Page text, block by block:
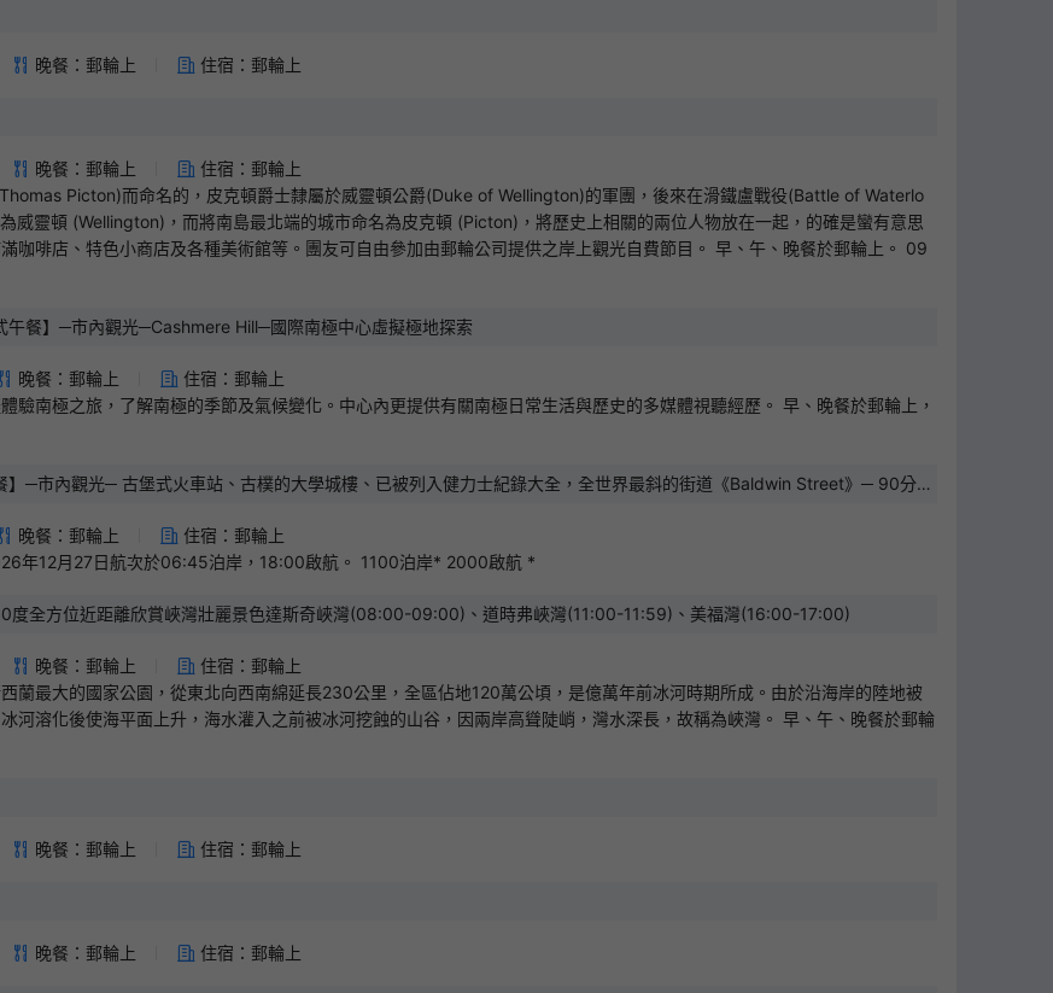
晚餐：郵輪上 住宿：郵輪上
晚餐：郵輪上
住宿：郵輪上
Picton)而命名的，皮克頓爵士隸屬於威靈頓公爵(Duke of Wellington)的軍團，後來在滑鐵盧戰役(Battle of Waterlo
威靈頓 (Wellington)，而將南島最北端的城市命名為皮克頓 (Picton)，將歷史上相關的兩位人物放在一起，的確是蠻有意思
咖啡店、特色小商店及各種美術館等。團友可自由參加由郵輪公司提供之岸上觀光自費節目。 早、午、晚餐於郵輪上。 09
餐】─市內觀光─Cashmere Hill─國際南極中心虛擬極地探索
晚餐：郵輪上
住宿：郵輪上
驗南極之旅，了解南極的季節及氣候變化。中心內更提供有關南極日常生活與歷史的多媒體視聽經歷。 早、晚餐於郵輪上，
─市內觀光─ 古堡式火車站、古樸的大學城樓、已被列入健力士紀錄大全，全世界最斜的街道《Baldwin Street》─ 90分鐘
晚餐：郵輪上
住宿：郵輪上
年12月27日航次於06:45泊岸，18:00啟航。 1100泊岸* 2000啟航 *
度全方位近距離欣賞峽灣壯麗景色達斯奇峽灣(08:00-09:00)、道時弗峽灣(11:00-11:59)、美福灣(16:00-17:00)
晚餐：郵輪上
住宿：郵輪上
蘭最大的國家公園，從東北向西南綿延長230公里，全區佔地120萬公頃，是億萬年前冰河時期所成。由於沿海岸的陸地被
河溶化後使海平面上升，海水灌入之前被冰河挖蝕的山谷，因兩岸高聳陡峭，灣水深長，故稱為峽灣。 早、午、晚餐於郵輪
晚餐：郵輪上 住宿：郵輪上
晚餐：郵輪上 住宿：郵輪上